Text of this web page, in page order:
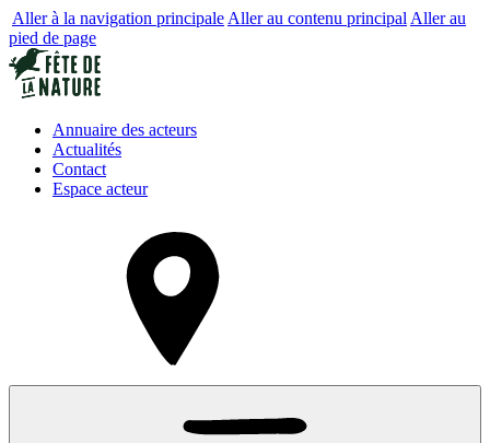
Aller à la navigation principale Aller au contenu principal Aller au
pied de page
Annuaire des acteurs
Actualités
Contact
Espace acteur